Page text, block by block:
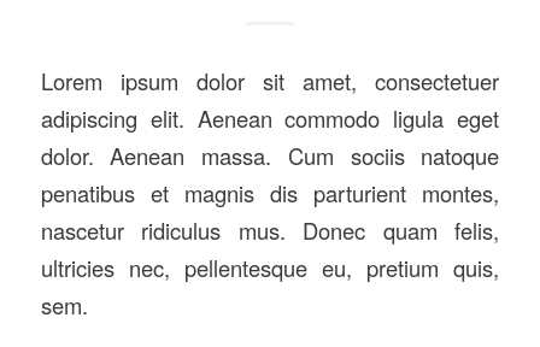
Lorem ipsum dolor sit amet, consectetuer
adipiscing elit. Aenean commodo ligula eget
dolor. Aenean massa. Cum sociis natoque
penatibus et magnis dis parturient montes,
nascetur ridiculus mus. Donec quam felis,
ultricies nec, pellentesque eu, pretium quis,
sem.